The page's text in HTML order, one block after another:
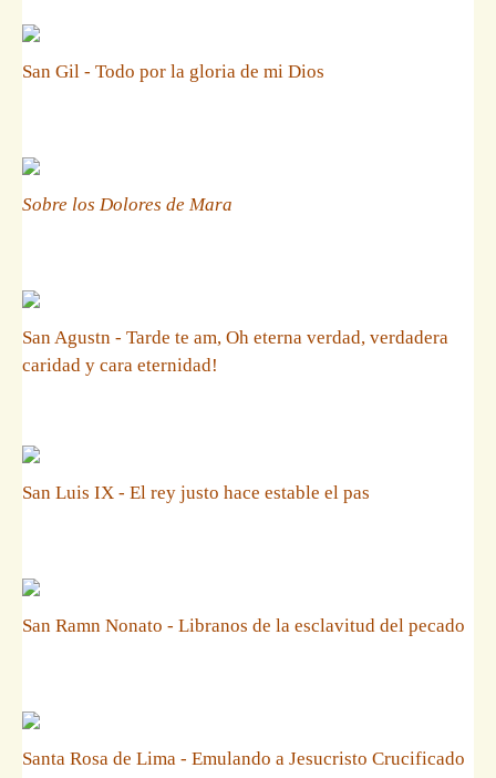
San Gil - Todo por la gloria de mi Dios
Sobre los Dolores de Mara
San Agustn - Tarde te am, Oh eterna verdad, verdadera
caridad y cara eternidad!
San Luis IX - El rey justo hace estable el pas
San Ramn Nonato - Libranos de la esclavitud del pecado
Santa Rosa de Lima - Emulando a Jesucristo Crucificado